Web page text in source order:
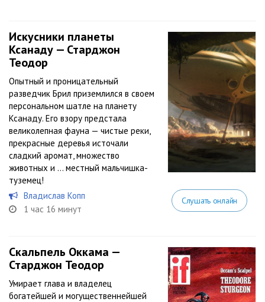
Искусники планеты
Ксанаду — Старджон
Теодор
Опытный и проницательный
разведчик Брил приземлился в своем
персональном шатле на планету
Ксанаду. Его взору предстала
великолепная фауна — чистые реки,
прекрасные деревья источали
сладкий аромат, множество
животных и … местный мальчишка-
туземец!
Владислав Копп
1 час 16 минут
Слушать онлайн
Скальпель Оккама —
Старджон Теодор
Умирает глава и владелец
богатейшей и могущественнейшей